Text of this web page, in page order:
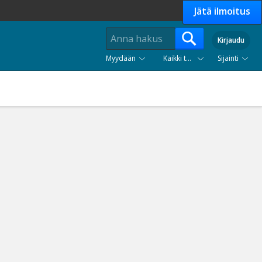
Jätä ilmoitus
Kirjaudu
Myydään
Kaikki tuoteryhmät Sijainti